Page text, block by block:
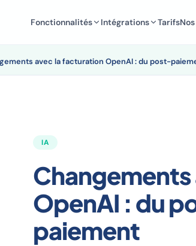
Fonctionnalités Intégrations Tarifs
avec la facturation OpenAI : du post-
IA
OpenAI : du
paiement